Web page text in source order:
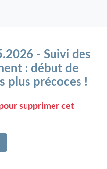
- Suivi des
: début de
plus précoces !
supprimer cet